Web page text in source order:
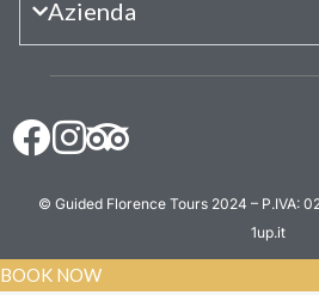
Azienda
© Guided Florence Tours 2024 – P.IVA:
1up.it
BOOK NOW